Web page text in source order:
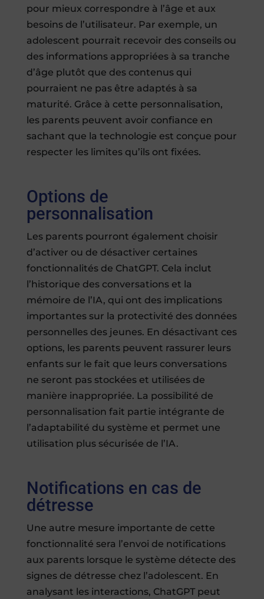
pour mieux correspondre à l’âge et aux
besoins de l’utilisateur. Par exemple, un
adolescent pourrait recevoir des conseils ou
des informations appropriées à sa tranche
d’âge plutôt que des contenus qui
pourraient ne pas être adaptés à sa
maturité. Grâce à cette personnalisation,
les parents peuvent avoir confiance en
sachant que la technologie est conçue pour
respecter les limites qu’ils ont fixées.
Options de
personnalisation
Les parents pourront également choisir
d’activer ou de désactiver certaines
fonctionnalités de ChatGPT. Cela inclut
l’historique des conversations et la
mémoire de l’IA, qui ont des implications
importantes sur la protectivité des données
personnelles des jeunes. En désactivant ces
options, les parents peuvent rassurer leurs
enfants sur le fait que leurs conversations
ne seront pas stockées et utilisées de
manière inappropriée. La possibilité de
personnalisation fait partie intégrante de
l’adaptabilité du système et permet une
utilisation plus sécurisée de l’IA.
Notifications en cas de
détresse
Une autre mesure importante de cette
fonctionnalité sera l’envoi de notifications
aux parents lorsque le système détecte des
signes de détresse chez l’adolescent. En
analysant les interactions, ChatGPT peut